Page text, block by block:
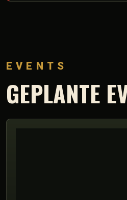
EVENTS
GEPLANTE